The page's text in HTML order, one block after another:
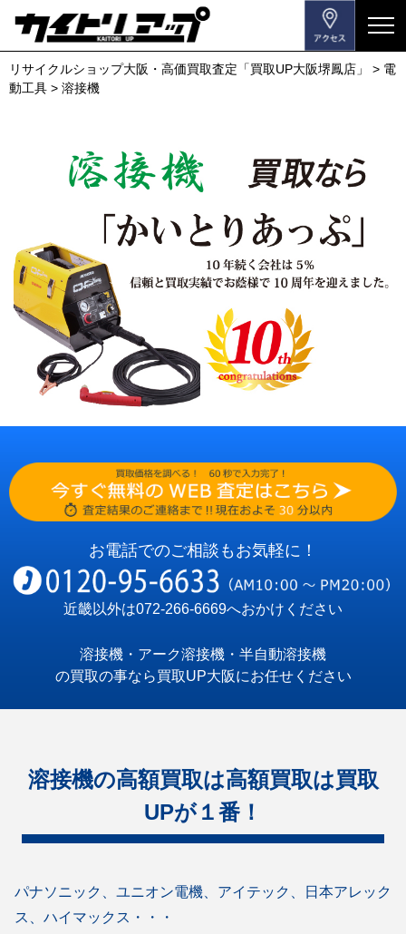
メ
ニ
ュ
リサイクルショップ大阪・高価買取査定「買取UP大阪堺鳳店」 > 電
動工具 > 溶接機
お電話でのご相談もお気軽に！
近畿以外は072-266-6669へおかけください
溶接機・アーク溶接機・半自動溶接機
の買取の事なら買取UP大阪にお任せください
溶接機の高額買取は高額買取は買取
UPが１番！
パナソニック、ユニオン電機、アイテック、日本アレック
ス、ハイマックス・・・